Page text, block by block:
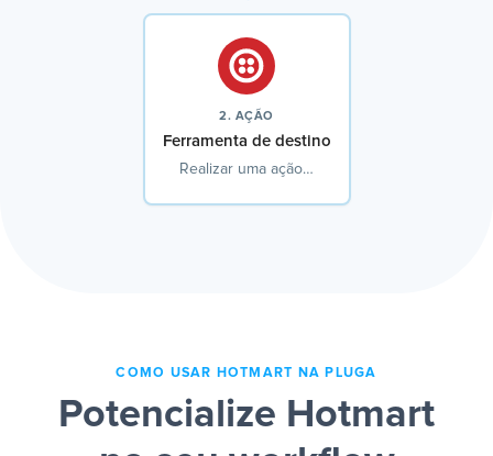
2. AÇÃO
Ferramenta de destino
Realizar uma ação…
COMO USAR HOTMART NA PLUGA
Potencialize Hotmart